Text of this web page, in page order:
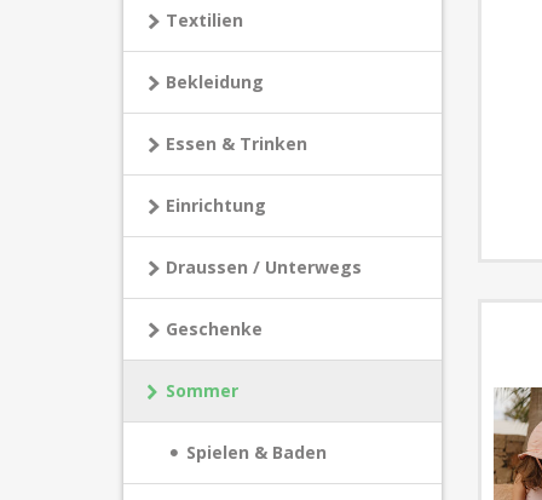
Textilien
Bekleidung
Essen & Trinken
Einrichtung
Draussen / Unterwegs
Geschenke
Sommer
Spielen & Baden